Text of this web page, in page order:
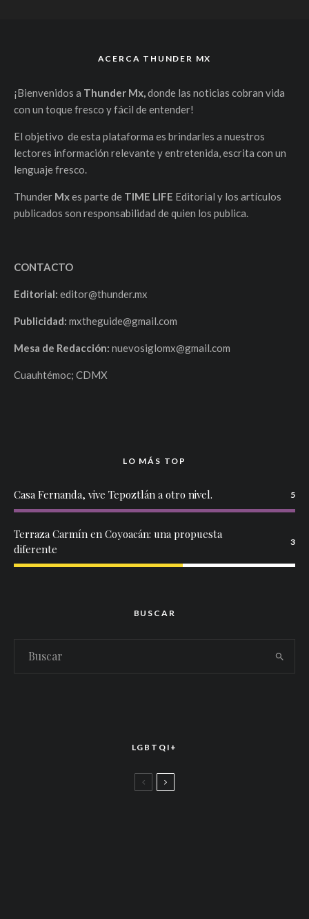
ACERCA THUNDER MX
¡Bienvenidos a Thunder Mx,donde las noticias cobran vida
con un toque fresco y fácil de entender!
El objetivo de esta plataforma es brindarles a nuestros
lectores información relevante y entretenida, escrita con un
lenguaje fresco.
Thunder Mxes parte de TIME LIFE Editorial y los artículos
publicados son responsabilidad de quien los publica.
CONTACTO
Editorial: editor@thunder.mx
Publicidad: mxtheguide@gmail.com
Mesa de Redacción: nuevosiglomx@gmail.com
Cuauhtémoc; CDMX
LO MÁS TOP
Casa Fernanda, vive Tepoztlán a otro nivel. 5
Terraza Carmín en Coyoacán: una propuesta
diferente
3
BUSCAR
LGBTQI+